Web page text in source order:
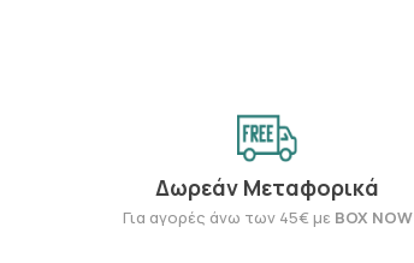
Δωρεάν Μεταφορικά
Για αγορές άνω των 45€ με BOX NOW